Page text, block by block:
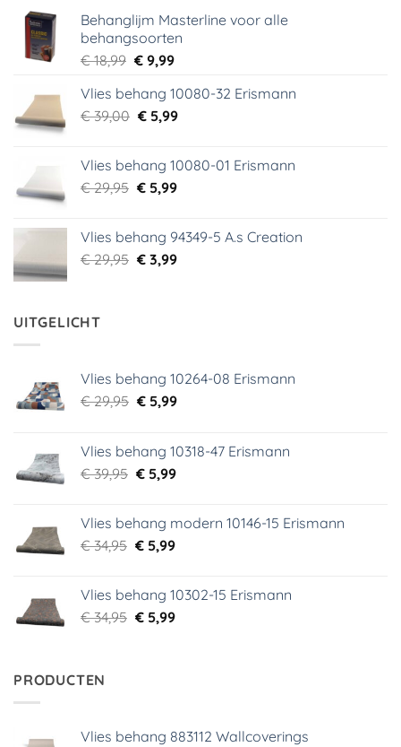
Behanglijm Masterline voor alle
behangsoorten
€18,99 Oorspronkelijke
was:
€ 18,99.
€9,99Huidige
is:
€ 9,99.
Vlies behang 10080-32 Erismann
€39,00 Oorspronkelijke
€ 39,00.
€5,99Huidige
€ 5,99.
Vlies behang 10080-01 Erismann
€29,95 Oorspronkelijke
€ 29,95.
€5,99Huidige
€ 5,99.
Vlies behang 94349-5 A.s Creation
€29,95 Oorspronkelijke
€3,99Huidige
UITGELICHT
Vlies behang 10264-08 Erismann
€29,95 Oorspronkelijke
€ 29,95.
€5,99Huidige
€ 5,99.
Vlies behang 10318-47 Erismann
€39,95 Oorspronkelijke
€ 39,95.
€5,99Huidige
€ 5,99.
Vlies behang modern 10146-15 Erismann
€34,95 Oorspronkelijke
€ 34,95.
€5,99Huidige
€ 5,99.
Vlies behang 10302-15 Erismann
€34,95 Oorspronkelijke
€5,99Huidige
PRODUCTEN
Vlies behang 883112 Wallcoverings